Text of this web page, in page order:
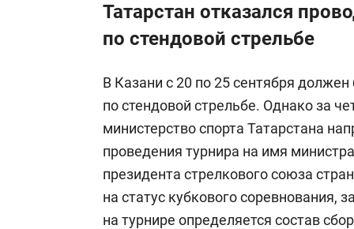
Татарстан отказался
по стендовой стрельбе
В Казани с 20 по 25 сентября
по стендовой стрельбе. Однако за
министерство спорта Татарстана
проведения турнира на имя
президента стрелкового союза
на статус кубкового соревнования,
на турнире определяется состав